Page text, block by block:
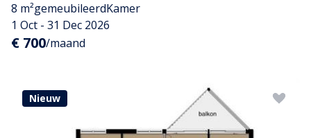
8 m²gemeubileerdKamer
1 Oct - 31 Dec 2026
€ 700/maand
Nieuw